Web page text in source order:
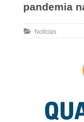
pandemia
Notícias